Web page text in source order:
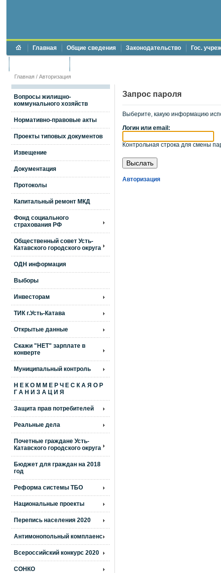
Главная Общие сведения Законодательство Гос.
Главная / Авторизация
Вопросы жилищно-
коммунального хозяйств
Нормативно-правовые акты
Проекты типовых документов
Извещение
Документация
Протоколы
Капитальный ремонт МКД
Фонд социального
страхования РФ
Общественный совет Усть-
Катавского городского округа
ОДН информация
Выборы
Инвесторам
ТИК г.Усть-Катава
Открытые данные
Скажи "НЕТ" зарплате в
конверте
Муниципальный контроль
Н Е К О М М Е Р Ч Е С К А Я О Р
Г А Н И З А Ц И Я
Защита прав потребителей
Реальные дела
Почетные граждане Усть-
Катавского городского округа
Бюджет для граждан на 2018
год
Реформа системы ТБО
Национальные проекты
Перепись населения 2020
Антимонопольный комплаенс
Всероссийский конкурс 2020
СОНКО
Запрос пароля
Выберите, какую информацию
Логин или email:
Контрольная строка для смены
Авторизация